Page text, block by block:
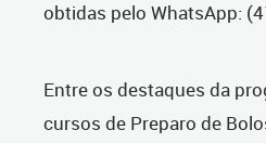
obtidas pelo WhatsApp:
Entre os destaques da
cursos de Preparo de